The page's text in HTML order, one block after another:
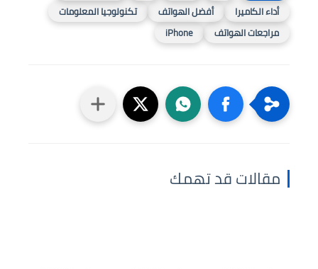
أداء الكاميرا
أفضل الهواتف
تكنولوجيا المعلومات
مراجعات الهواتف
iPhone
مقالات قد تهمك